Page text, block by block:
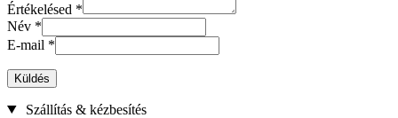
Értékelésed *
Név *
E-mail *
Küldés
Szállítás & kézbesítés